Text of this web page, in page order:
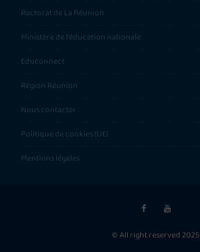
Rectorat de La Réunion
Ministère de l’éducation nationale
Educonnect
Région Réunion
Nous contacter
Politique de cookies (UE)
Mentions légales
© All right reserved 2025